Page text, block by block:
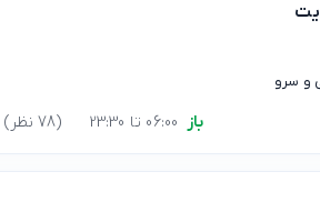
و سرو
باز (78 نظر)